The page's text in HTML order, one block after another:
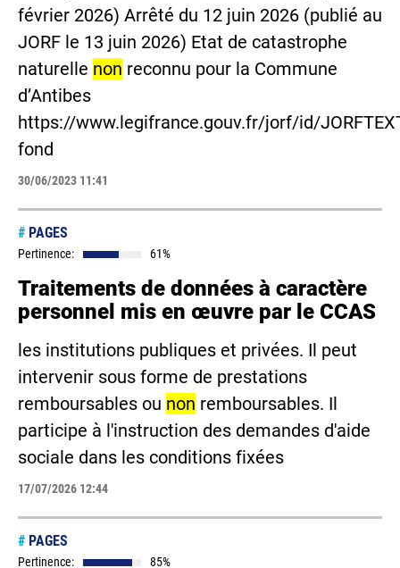
février 2026) Arrêté du 12 juin 2026 (publié au
JORF le 13 juin 2026) Etat de catastrophe
naturelle non reconnu pour la Commune
d’Antibes
https://www.legifrance.gouv.fr/jorf/id/
fond
30/06/2023 11:41
# PAGES
Pertinence: 61%
Traitements de données à caractère
personnel mis en œuvre par le CCAS
les institutions publiques et privées. Il peut
intervenir sous forme de prestations
remboursables ou non remboursables. Il
participe à l'instruction des demandes d'aide
sociale dans les conditions fixées
17/07/2026 12:44
# PAGES
Pertinence: 85%